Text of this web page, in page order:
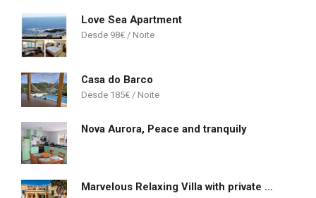
Love Sea Apartment
98€
Casa do Barco
185€
Nova Aurora, Peace and tranquily
Marvelous Relaxing Villa with private pool